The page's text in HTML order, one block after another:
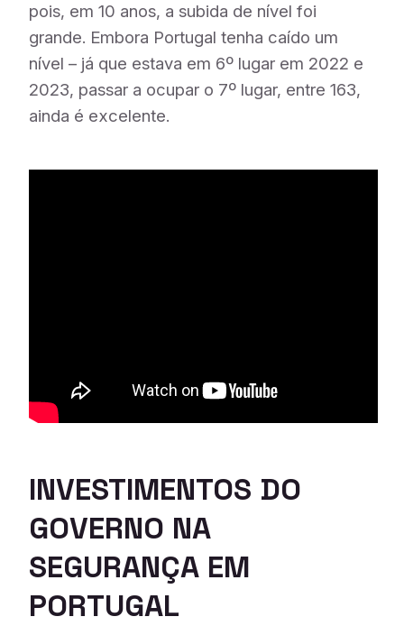
pois, em 10 anos, a subida de nível foi
grande. Embora Portugal tenha caído um
nível – já que estava em 6º lugar em 2022 e
2023, passar a ocupar o 7º lugar, entre 163,
ainda é excelente.
INVESTIMENTOS DO
GOVERNO NA
SEGURANÇA EM
PORTUGAL